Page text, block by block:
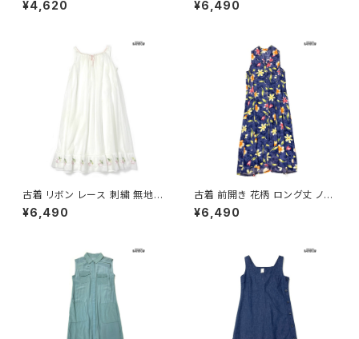
13)
¥4,620
リーブ ワンピース ピンク (otu2
¥6,490
古着 リボン レース 刺繍 無地
シフォン ロング丈 ノースリーブ
ワンピース 白 生成り (otu260
¥6,490
古着 前開き 花柄 ロング丈 ノー
スリーブ ワンピース 紺 (otu26
05058)
¥6,490